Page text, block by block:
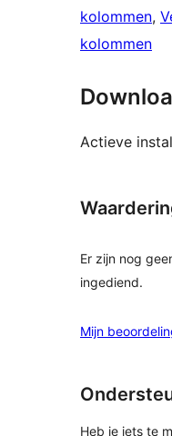
kolommen,
kolommen
Actieve
Er zijn nog
ingediend.
Mijn
Heb je iets te